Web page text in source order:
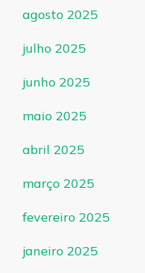
agosto 2025
julho 2025
junho 2025
maio 2025
abril 2025
março 2025
fevereiro 2025
janeiro 2025